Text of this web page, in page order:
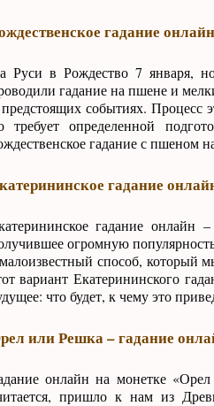
гадание
Руси в Рождество 7 января,
гадание на пшене и
событиях. Процесс
требует определенной
гадание с пшеном
гадание
гадание онлайн
огромную
способ, который
вариант Екатерининского
что будет, к чему это
или Решка – гадание
онлайн на монетке
пришло к нам из